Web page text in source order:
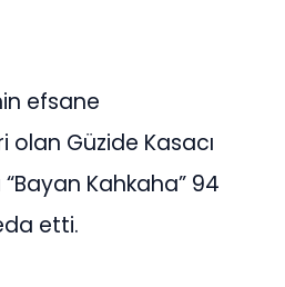
efsane
olan Güzide Kasacı
Kahkaha” 94
etti.